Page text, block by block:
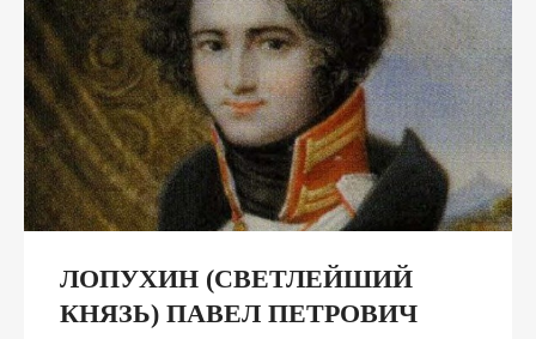
ЛОПУХИН (СВЕТЛЕЙШИЙ
КНЯЗЬ) ПАВЕЛ ПЕТРОВИЧ